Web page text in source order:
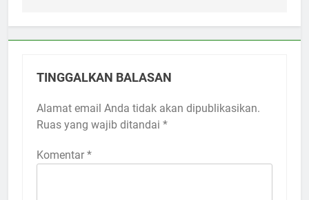
TINGGALKAN BALASAN
Alamat email Anda tidak akan dipublikasikan.
Ruas yang wajib ditandai *
Komentar *